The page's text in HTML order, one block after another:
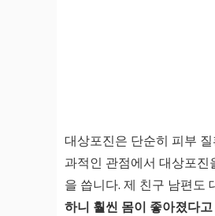
대상포진은 단순히 피부
과적인 관점에서 대상포
을 씁니다. 제 친구 남편도
하니 훨씬 몸이 좋아졌다